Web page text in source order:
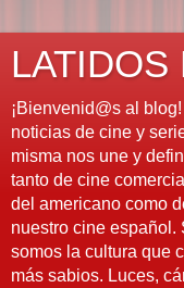
LATIDOS
¡Bienvenid@s al
noticias de cine y
misma nos une y
tanto de cine
del americano como
nuestro cine español.
somos la cultura que
más sabios. Luces,